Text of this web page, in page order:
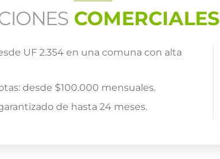
COMERCIALES
UF 2.354 en una comuna con alta
desde $100.000 mensuales.
de hasta 24 meses.